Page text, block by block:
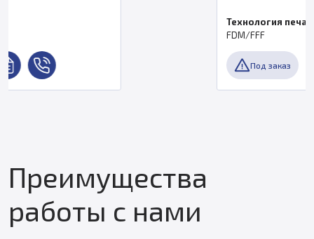
Преимущества
работы с нами